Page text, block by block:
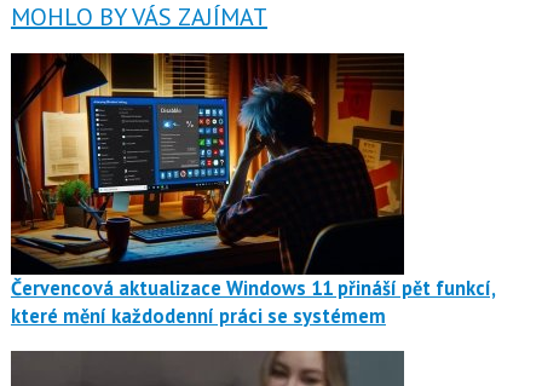
MOHLO BY VÁS ZAJÍMAT
Červencová aktualizace Windows 11 přináší pět funkcí,
které mění každodenní práci se systémem